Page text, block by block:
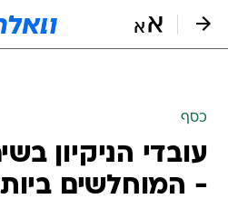
כסף
עובדי הניקיון
- המוחלשים